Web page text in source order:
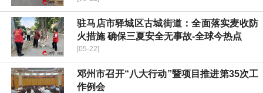
驻马店市驿城区古城街道：全面落实麦收防
火措施 确保三夏安全无事故-全球今热点
[05-22]
邓州市召开“八大行动”暨项目推进第35次工
作例会